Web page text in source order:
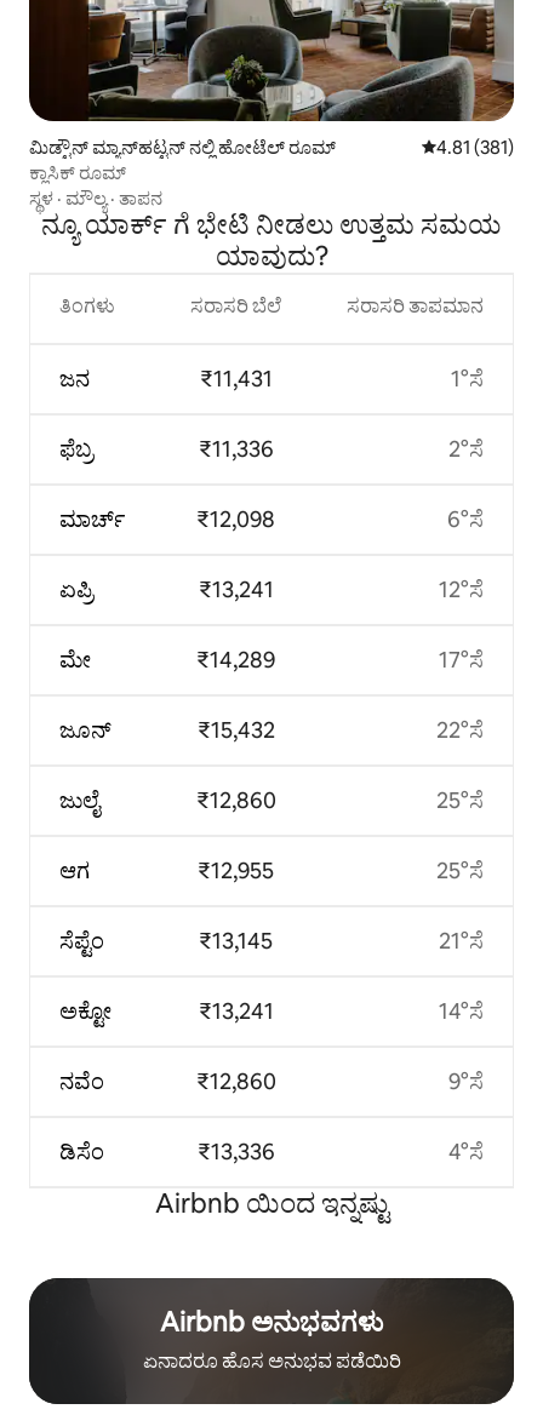
ಮಿಡ್ಟೌನ್ ಮ್ಯಾನ್‌ಹಟ್ಟನ್ ನಲ್ಲಿ ಹೋಟೆಲ್ ರೂಮ್ 5 ರಲ್ಲಿ 4.81
4.81 (381)
ಕ್ಲಾಸಿಕ್ ರೂಮ್
ಸ್ಥಳ · ಮೌಲ್ಯ· ತಾಪನ
ನ್ಯೂ ಯಾರ್ಕ್ ಗೆ ಭೇಟಿ ನೀಡಲು ಉತ್ತಮ ಸಮಯ
ಯಾವುದು?
ತಿಂಗಳು
ಜನ
ಫೆಬ್ರ
ಮಾರ್ಚ್
ಏಪ್ರಿ
ಮೇ
ಜೂನ್
ಜುಲೈ
ಆಗ
ಸೆಪ್ಟೆಂ
ಅಕ್ಟೋ
ನವೆಂ
ಡಿಸೆಂ
ಸರಾಸರಿ ಬೆಲೆ
₹11,431
₹11,336
₹12,098
₹13,241
₹14,289
₹15,432
₹12,860
₹12,955
₹13,145
₹13,241
₹12,860
₹13,336
ಸರಾಸರಿ ತಾಪಮಾನ
1°ಸೆ
2°ಸೆ
6°ಸೆ
12°ಸೆ
17°ಸೆ
22°ಸೆ
25°ಸೆ
25°ಸೆ
21°ಸೆ
14°ಸೆ
9°ಸೆ
4°ಸೆ
Airbnb ಯಿಂದ ಇನ್ನಷ್ಟು
Airbnb ಅನುಭವಗಳು
ಏನಾದರೂ ಹೊಸ ಅನುಭವ ಪಡೆಯಿರಿ